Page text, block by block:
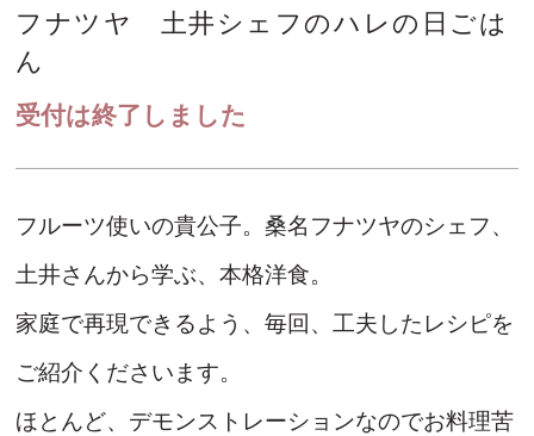
フナツヤ 土井シェフのハレの日ごは
ん
受付は終了しました
フルーツ使いの貴公子。桑名フナツヤのシェフ、
土井さんから学ぶ、本格洋食。
家庭で再現できるよう、毎回、工夫したレシピを
ご紹介くださいます。
ほとんど、デモンストレーションなのでお料理苦